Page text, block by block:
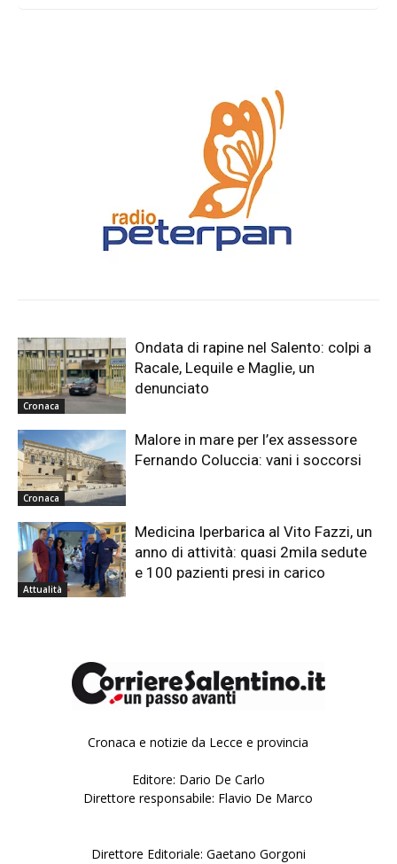
Cronaca
Ondata di rapine nel Salento: colpi a
Racale, Lequile e Maglie, un
denunciato
Cronaca
Malore in mare per l’ex assessore
Fernando Coluccia: vani i soccorsi
Attualità
Medicina Iperbarica al Vito Fazzi, un
anno di attività: quasi 2mila sedute
e 100 pazienti presi in carico
Cronaca e notizie da Lecce e provincia
Editore: Dario De Carlo
Direttore responsabile: Flavio De Marco
Direttore Editoriale: Gaetano Gorgoni